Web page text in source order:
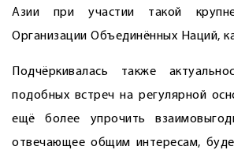
Азии при участии такой
Организации Объединённых Наций,
Подчёркивалась также
подобных встреч на регулярной
ещё более упрочить
отвечающее общим интересам,